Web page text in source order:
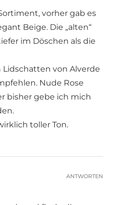
vorher gab es
Beige. Die „alten“
im Döschen als die
von Alverde
Nude Rose
bisher gebe ich mich
toller Ton.
ANTWORTEN